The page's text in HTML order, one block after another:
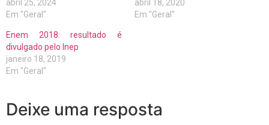
abril 25, 2024
Em "Geral"
abril 18, 2020
Em "Geral"
Enem 2018: resultado é
divulgado pelo Inep
janeiro 18, 2019
Em "Geral"
Deixe uma resposta